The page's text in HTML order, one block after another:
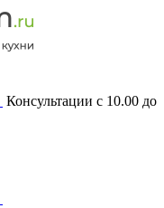
Консультации с 10.00 до